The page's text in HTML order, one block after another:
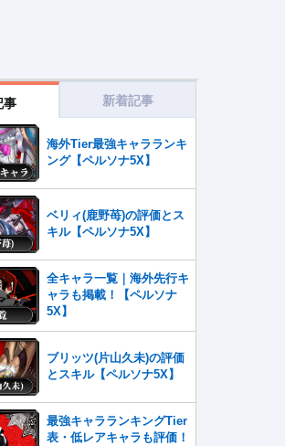
事 新着記事
海外Tier最強キャラランキ
ング【ペルソナ5X】
ベリィ(鹿野苺)の評価とス
キル【ペルソナ5X】
全キャラ一覧｜海外先行キ
ャラも掲載！【ペルソナ
5X】
ブリッツ(片山久未)の評価
とスキル【ペルソナ5X】
最強キャラランキングTier
表・低レアキャラも評価！